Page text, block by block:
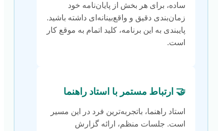
ساده، برای هر بخش از پایان‌نامه خود
زمان‌بندی دقیق و واقع‌بینانه‌ای داشته باشید.
پایبندی به این برنامه، کلید اتمام به موقع کار
است.
🤝 ارتباط مستمر با استاد راهنما
استاد راهنما، باتجربه‌ترین فرد در این مسیر
است. جلسات منظم، ارائه گزارش